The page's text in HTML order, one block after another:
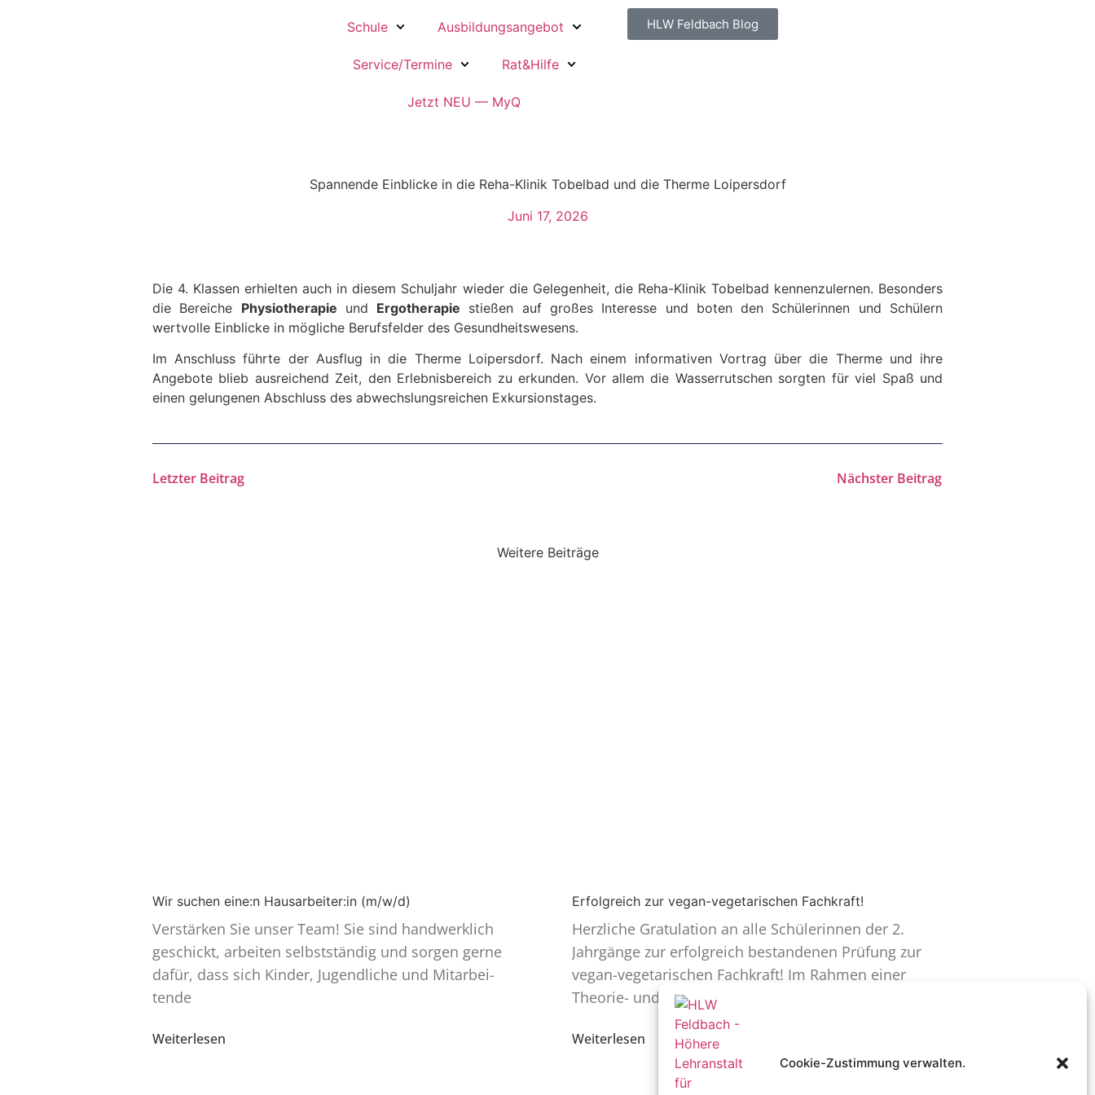
Cookie-Zustimmung verwalten.
Schule Ausbildungsangebot
Service/Termine Rat&Hilfe
Jetzt NEU — MyQ
HLW Feldbach Blog
Spannende Einblicke in die Reha-Klinik Tobelbad und die Therme Loipersdorf
Juni 17, 2026
Die 4. Klassen erhielten auch in diesem Schuljahr wieder die Gelegenheit, die Reha-Klinik Tobelbad kennen­zu­lernen. Besonders
die Bereiche Physio­the­rapie und Ergothe­rapie stießen auf großes Interesse und boten den Schüle­rinnen und Schülern
wertvolle Einblicke in mögliche Berufs­felder des Gesund­heits­wesens.
Im Anschluss führte der Ausflug in die Therme Loipersdorf. Nach einem infor­ma­tiven Vortrag über die Therme und ihre
Angebote blieb ausrei­chend Zeit, den Erleb­nis­be­reich zu erkunden. Vor allem die Wasser­rut­schen sorgten für viel Spaß und
einen gelun­genen Abschluss des abwechs­lungs­reichen Exkur­si­ons­tages.
Letzter Beitrag Nächster Beitrag
Weitere Beiträge
Wir suchen eine:n Hausarbeiter:in (m/w/d)
Verstärken Sie unser Team! Sie sind handwerklich
geschickt, arbeiten selbst­ständig und sorgen gerne
dafür, dass sich Kinder, Jugend­liche und Mitar­bei­
tende
Weiterlesen
Erfolgreich zur vegan-vegetarischen Fachkraft!
Herzliche Gratu­lation an alle Schüle­rinnen der 2.
Jahrgänge zur erfolg­reich bestan­denen Prüfung zur
vegan-vegeta­ri­­schen Fachkraft! Im Rahmen einer
Theorie- und
Weiterlesen